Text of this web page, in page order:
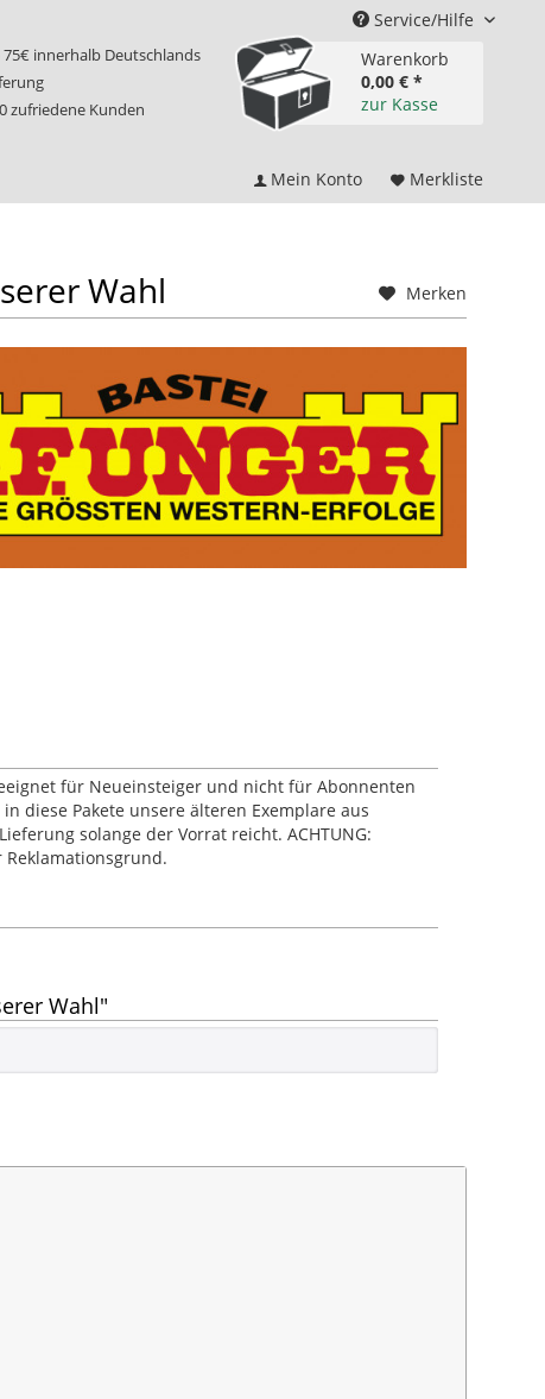
Service/Hilfe
innerhalb Deutschlands
zufriedene Kunden
Warenkorb
0,00 € *
zur Kasse
Mein Konto Merkliste
Merken
Wahl
für Neueinsteiger und nicht für Abonnenten
diese Pakete unsere älteren Exemplare aus
solange der Vorrat reicht. ACHTUNG:
Wahl"